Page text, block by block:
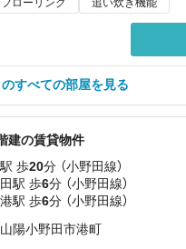
すべての部屋を見る
建の賃貸物件
歩20分 （小野田線）
駅 歩6分 （小野田線）
駅 歩6分 （小野田線）
陽小野田市港町